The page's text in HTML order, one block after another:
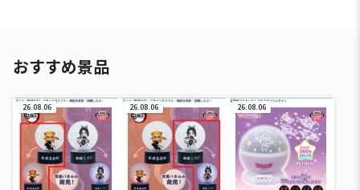
おすすめ景品
26.08.06 26.08.06 26.08.06